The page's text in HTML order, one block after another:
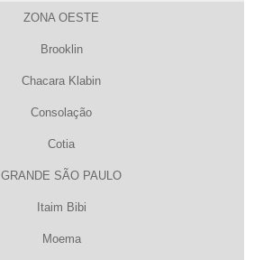
ZONA OESTE
Brooklin
Chacara Klabin
Consolação
Cotia
GRANDE SÃO PAULO
Itaim Bibi
Moema